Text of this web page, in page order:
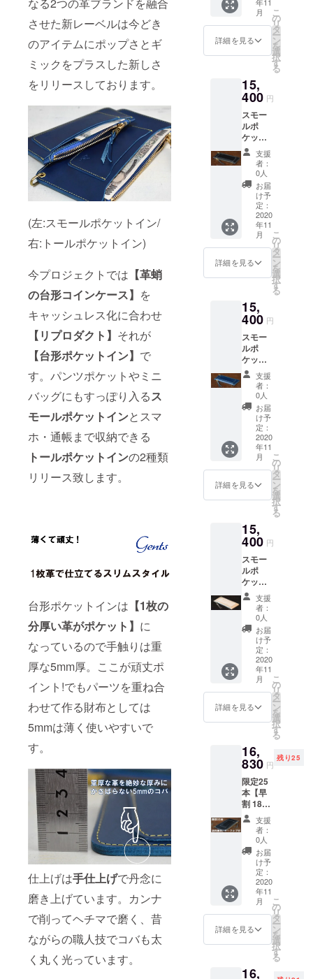
させた新レーベルは今どき
のアイテムにポップさとギ
ミックをプラスした新しさ
をリリースしております。
(左:スモールポケットイン/
右:トールポケットイン)
今プロジェクトでは 【革蛸
の台形コインケース】 を
キャッシュレス化に合わせ
【リプロダクト 】 それが
【台形ポケットイン】 で
す。パンツポケットやミニ
バッグにもすっぽり入るス
モールポケットインとスマ
ホ・通帳まで収納できる
トールポケットインの2種類
リリース致します。
台形ポケットインは 【1枚の
分厚い革がポケット】 に
なっているので手触りは重
厚な5mm厚。ここが頑丈ポ
イント!でもパーツを重ね合
わせて作る財布としては
5mmは薄く使いやすいで
す。
仕上げは手仕上げで丹念に
磨き上げています。カンナ
で削ってヘチマで磨く、昔
ながらの職人技でコバも太
く丸く光っています。
ジェンツ】
クワッドス
ターが得意
とする紳士
技法【菊寄
せ】を取り
入れ重厚で
ポップな革
たこらしさ
を加えた今
どきのレ
ザーギアを
様々リリー
スする。
2004年創設
のドメス
ティックレ
ザーブラン
ド革蛸謹
製。超特厚
の仕立てを
日本国内に
根付かせ、
ヨーロッパ
の高品質皮
革を武骨に
仕立てたそ
の作風は瞬
まった!最近
では創設15
周年を迎え
た記念レー
ベル【オリ
ジネーター/
企画終了】
今どきのレ
ザーギアを
個性豊かに
【Gents】を
展開する。
クトのお問
い合わせ※
事業者名
ワンラスト
タイムデザ
イン(クワッ
542-0082大
阪市中央区
島之内2-14-
29-506
06-6568-
9996
ラー:-イ
エロー
ライセ
ンスポ
ポケッ
ト/1
TAKO
ジッ
パー付
きポ
ケッ
ト/1
キー
ファブ
連結金
具付 日
本製
ラル ・
送料無
料 ・
キー
フォブ
は
ルド】
【アン
ティー
ク】か
らご選
択下さ
い 詳細
縦:8cm
横:15.5
cm-
16.5cm
(台形)
ステッ
チカ
ラー:-ホ
ワイト
ライセ
ラージ
ポケッ
ト/1
TAKO
ジッ
パー付
きポ
ケッ
ト/1
キー
ファブ
連結金
具付 日
本製
月
詳細を見る
こ
の
リ
タ
ー
ン
を
選
択
す
る
15,
400 円
スモー
ルポ
ケット
イン
ブッ
テーロ
ブラッ
料無料!!
詳細
縦:8cm
横:15.5
cm-
16.5cm
(台形)
ステッ
ラー:-ホ
ワイト
ライセ
ンスポ
ケッ
ト/1
ラージ
ポケッ
ト/1
TAKO
ジッ
パー付
きポ
ケッ
ト/1
キー
ファブ
支援
者：
0人
お届
け予
定：
2020
年11
月
詳細を見る
こ
の
リ
タ
ー
ン
を
選
択
す
る
15,
400 円
スモー
ルポ
ケット
イン
ブッ
テーロ
ブルー
・送料
無料!!
詳細
縦:8cm
横:15.5
cm-
16.5cm
(台形)
ステッ
ラー:-イ
エロー
ライセ
ンスポ
ケッ
ト/1
ラージ
ポケッ
ト/1
TAKO
ジッ
パー付
きポ
ケッ
ト/1
キー
ファブ
支援
者：
0人
お届
け予
定：
2020
年11
月
詳細を見る
こ
の
リ
タ
ー
ン
を
選
択
す
る
15,
400 円
スモー
ルポ
ケット
イン
ブッ
テーロ
ナチュ
ラル ・
送料無
料!! 詳
縦:8cm
横:15.5
cm-
16.5cm
(台形)
チカ
ラー:-ホ
ワイト
ライセ
ンスポ
ケッ
ト/1
ラージ
ポケッ
ト/1
TAKO
ジッ
パー付
きポ
ケッ
ト/1
キー
本製
支援
者：
0人
お届
け予
定：
2020
年11
月
詳細を見る
こ
の
リ
タ
ー
ン
を
選
択
す
る
16,
830 円
残り25
限定25
本【早
割 1870
円お
得】
トール
ポケッ
トイ
ン
ブッ
テーロ
ブラッ
ク ・送
料無料
・キー
フォブ
【ゴー
支援
者：
0人
お届
け予
定：
2020
年11
月
詳細を見る
こ
の
リ
タ
ー
ン
を
選
択
す
る
16,